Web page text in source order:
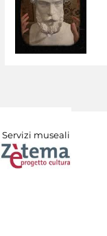
Servizi museali